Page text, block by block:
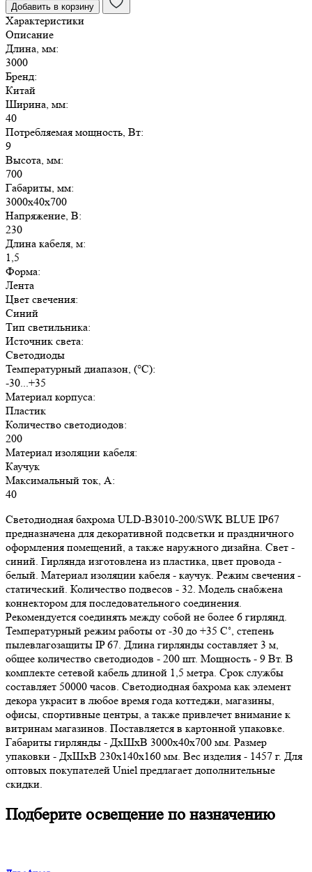
200/SWK
IP67
синий
Добавить в корзину
Характеристики
Описание
Длина, мм:
3000
Бренд:
Китай
Ширина, мм:
40
Потребляемая мощность, Вт:
9
Высота, мм:
700
Габариты, мм:
3000х40х700
Напряжение, В:
230
Длина кабеля, м:
1,5
Форма:
Лента
Цвет свечения:
Синий
Тип светильника:
Источник света:
Светодиоды
Температурный диапазон, (°C):
-30...+35
Материал корпуса:
Пластик
Количество светодиодов:
200
Материал изоляции кабеля:
Каучук
Максимальный ток, А:
40
Светодиодная бахрома ULD-B3010-200/SWK BLUE IP67
предназначена для декоративной подсветки и праздничного
оформления помещений, а также наружного дизайна. Свет -
синий. Гирлянда изготовлена из пластика, цвет провода -
белый. Материал изоляции кабеля - каучук. Режим свечения -
статический. Количество подвесов - 32. Модель снабжена
коннектором для последовательного соединения.
Рекомендуется соединять между собой не более 6 гирлянд.
Температурный режим работы от -30 до +35 С˚, степень
пылевлагозащиты IP 67. Длина гирлянды составляет 3 м,
общее количество светодиодов - 200 шт. Мощность - 9 Вт. В
комплекте сетевой кабель длиной 1,5 метра. Срок службы
составляет 50000 часов. Светодиодная бахрома как элемент
декора украсит в любое время года коттеджи, магазины,
офисы, спортивные центры, а также привлечет внимание к
витринам магазинов. Поставляется в картонной упаковке.
Габариты гирлянды - ДхШхВ 3000х40х700 мм. Размер
упаковки - ДхШхВ 230х140х160 мм. Вес изделия - 1457 г. Для
оптовых покупателей Uniel предлагает дополнительные
скидки.
Подберите освещение по назначению